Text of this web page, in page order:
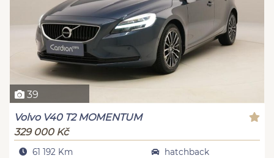
39
Volvo V40 T2 MOMENTUM
329 000 Kč
61 192 Km
hatchback